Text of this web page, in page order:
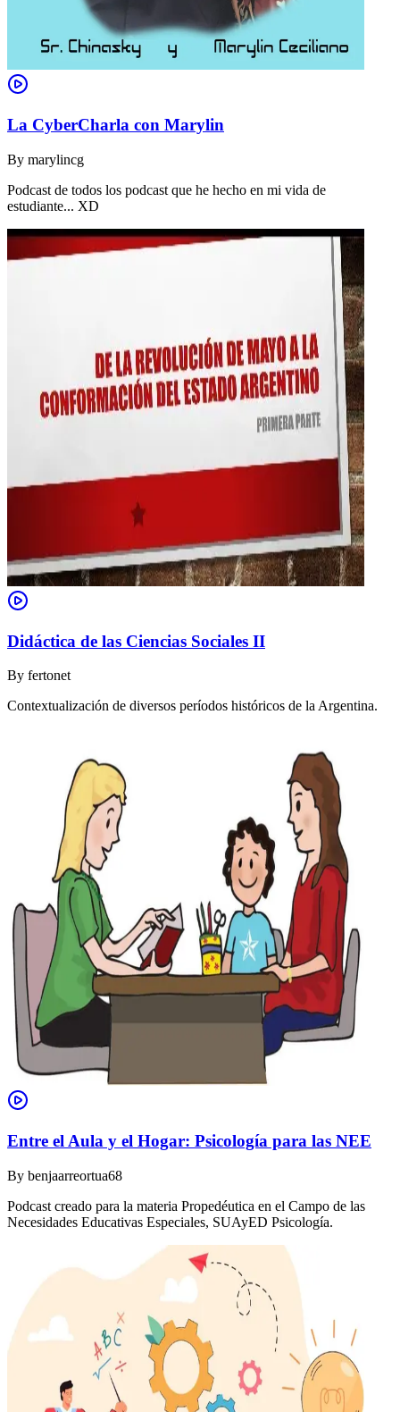
La CyberCharla con Marylin
By marylincg
Podcast de todos los podcast que he hecho en mi vida de
estudiante... XD
Didáctica de las Ciencias Sociales II
By fertonet
Contextualización de diversos períodos históricos de la Argentina.
Entre el Aula y el Hogar: Psicología para las NEE
By benjaarreortua68
Podcast creado para la materia Propedéutica en el Campo de las
Necesidades Educativas Especiales, SUAyED Psicología.